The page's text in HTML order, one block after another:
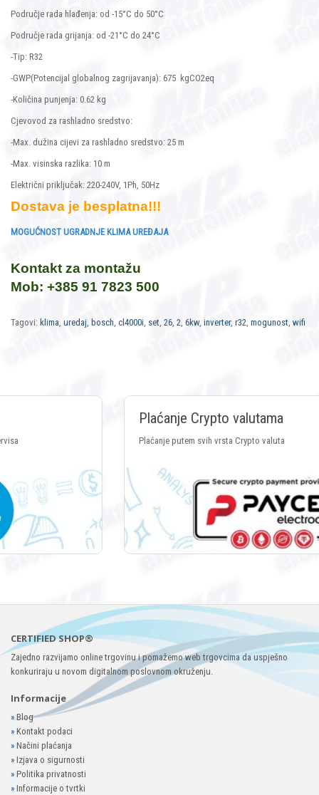
Područje rada hlađenja: od -15°C do 50°C
Područje rada grijanja: od -21°C do 24°C
-Tip: R32
-GWP(Potencijal globalnog zagrijavanja): 675 kgCO2eq
-Količina punjenja: 0.62 kg
Cjevovod za rashladno sredstvo:
-Max. dužina cijevi za rashladno sredstvo: 25 m
-Max. visinska razlika: 10 m
Električni priključak: 220-240V, 1Ph, 50Hz
Dostava je besplatna!!!
MOGUĆNOST UGRADNJE KLIMA UREĐAJA
Kontakt za montažu
Mob: +385 91 7823 500
Tagovi: klima, uredaj, bosch, cl4000i, set, 26, 2, 6kw, inverter, r32, mogunost, wifi
Plaćanje Crypto valutama
Plaćanje putem svih vrsta Crypto valuta
CERTIFIED SHOP®
Zajedno razvijamo online trgovinu i pomažemo web trgovcima da uspješno
konkuriraju u novom digitalnom poslovnom okruženju.
Informacije
»Blog
» Kontakt podaci
» Načini plaćanja
» Izjava o sigurnosti
» Politika privatnosti
» Informacije o tvrtki